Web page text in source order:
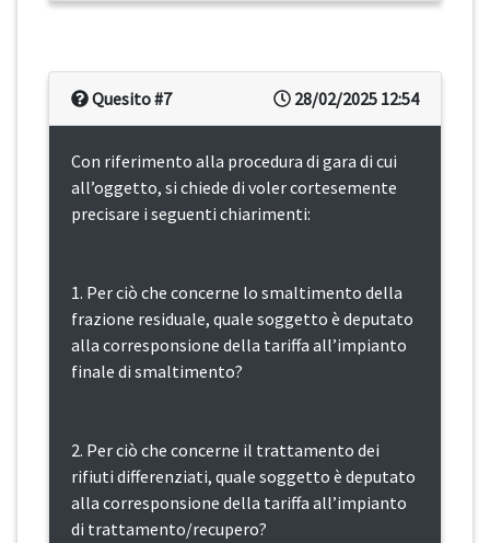
28/02/2025 12:54
Quesito #7
Con riferimento alla procedura di gara di cui
all’oggetto, si chiede di voler cortesemente
precisare i seguenti chiarimenti:
1. Per ciò che concerne lo smaltimento della
frazione residuale, quale soggetto è deputato
alla corresponsione della tariffa all’impianto
finale di smaltimento?
2. Per ciò che concerne il trattamento dei
rifiuti differenziati, quale soggetto è deputato
alla corresponsione della tariffa all’impianto
di trattamento/recupero?